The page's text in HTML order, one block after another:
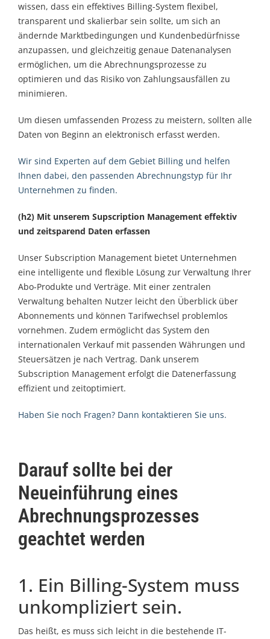
wissen, dass ein effektives Billing-System flexibel,
transparent und skalierbar sein sollte, um sich an
ändernde Marktbedingungen und Kundenbedürfnisse
anzupassen, und gleichzeitig genaue Datenanalysen
ermöglichen, um die Abrechnungsprozesse zu
optimieren und das Risiko von Zahlungsausfällen zu
minimieren.
Um diesen umfassenden Prozess zu meistern, sollten alle
Daten von Beginn an elektronisch erfasst werden.
Wir sind Experten auf dem Gebiet Billing und helfen
Ihnen dabei, den passenden Abrechnungstyp für Ihr
Unternehmen zu finden.
(h2) Mit unserem Supscription Management effektiv
und zeitsparend Daten erfassen
Unser Subscription Management bietet Unternehmen
eine intelligente und flexible Lösung zur Verwaltung Ihrer
Abo-Produkte und Verträge. Mit einer zentralen
Verwaltung behalten Nutzer leicht den Überblick über
Abonnements und können Tarifwechsel problemlos
vornehmen. Zudem ermöglicht das System den
internationalen Verkauf mit passenden Währungen und
Steuersätzen je nach Vertrag. Dank unserem
Subscription Management erfolgt die Datenerfassung
effizient und zeitoptimiert.
Haben Sie noch Fragen? Dann kontaktieren Sie uns.
Darauf sollte bei der
Neueinführung eines
Abrechnungsprozesses
geachtet werden
1. Ein Billing-System muss
unkompliziert sein.
Das heißt, es muss sich leicht in die bestehende IT-